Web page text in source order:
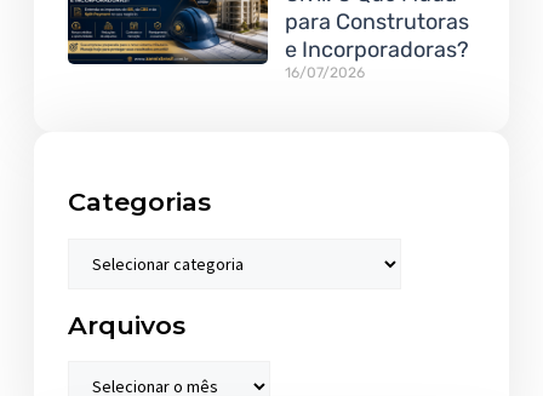
para Construtoras
e Incorporadoras?
16/07/2026
Categorias
Arquivos